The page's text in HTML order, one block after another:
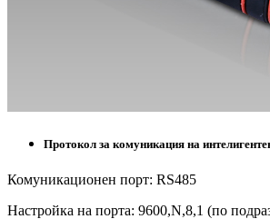
Протокол за комуникация на
Комуникационен порт: RS485
Настройка на порта: 9600,N,8,1 (по